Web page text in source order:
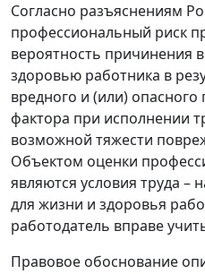
Согласно разъяснениям
профессиональный риск
вероятность причинения
здоровью работника в
вредного и (или) опасного
фактора при исполнении
возможной тяжести
Объектом оценки
являются условия труда –
для жизни и здоровья
работодатель вправе
Правовое обоснование